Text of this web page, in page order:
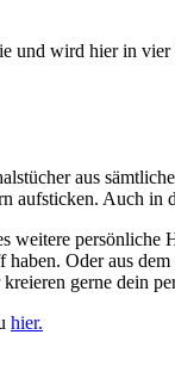
und wird hier in
aus
aufsticken. Auch
weitere
Oder aus
gerne dein
hier.